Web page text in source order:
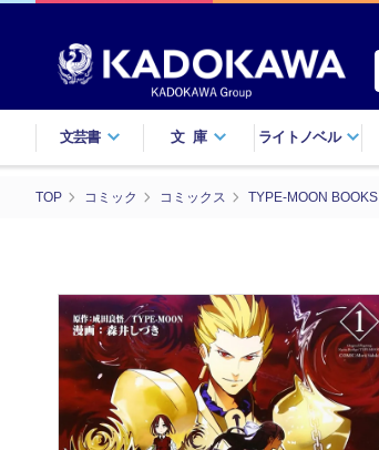
文芸書 文庫 ライトノベル
TOP コミック コミックス TYPE-MOON BOOKS